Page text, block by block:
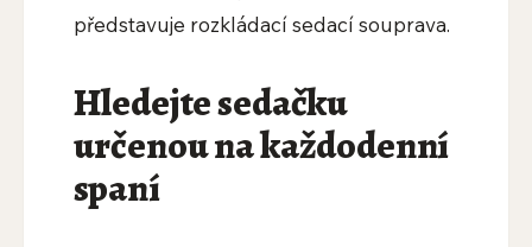
představuje rozkládací sedací souprava.
Hledejte sedačku
určenou na každodenní
spaní